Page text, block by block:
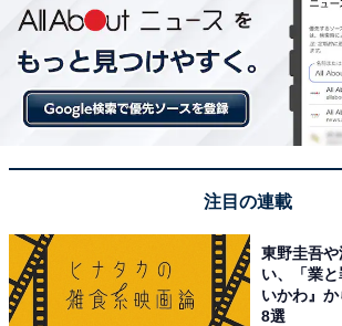
ちなみに、氷取沢町がある磯子区は、
が豊かだと思う区」ランキング（All
部が実施）で第3位となっています。
横浜18区で「自然が豊かだと思う区」
いかがでしたか？ 横浜を訪れた際は、
注目してみてください。
注目の連載
東野圭吾
い、「業
いかわ』
8選